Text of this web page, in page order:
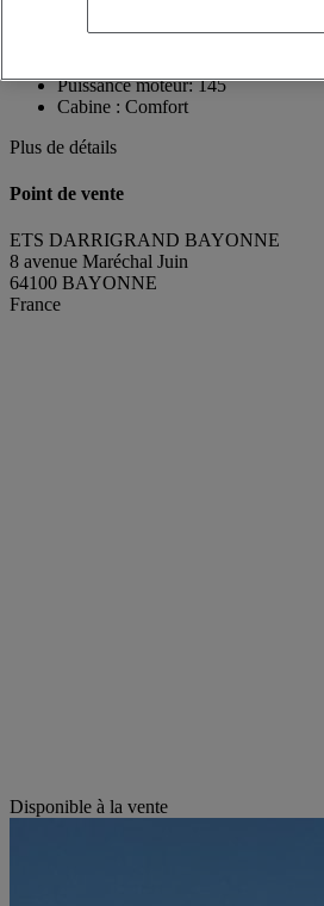
Puissance moteur:145
Cabine : Comfort
Plus de détails
Point de vente
ETS DARRIGRAND BAYONNE
8 avenue Maréchal Juin
64100 BAYONNE
France
Disponible à la vente